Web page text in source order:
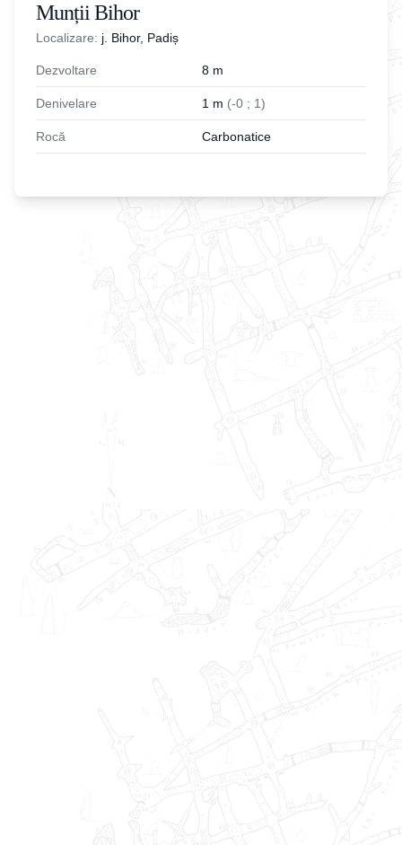
Munții Bihor
Localizare: j. Bihor, Padiș
Dezvoltare 8 m
Denivelare 1 m (-0 ; 1)
Rocă Carbonatice